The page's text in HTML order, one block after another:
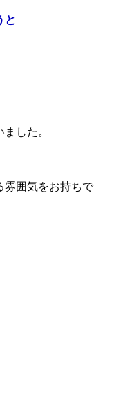
と
した。
雰囲気をお持ちで